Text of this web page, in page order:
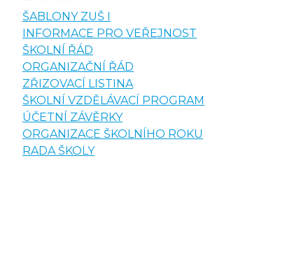
ŠABLONY ZUŠ I
INFORMACE PRO VEŘEJNOST
ŠKOLNÍ ŘÁD
ORGANIZAČNÍ ŘÁD
ZŘIZOVACÍ LISTINA
ŠKOLNÍ VZDĚLÁVACÍ PROGRAM
ÚČETNÍ ZÁVĚRKY
ORGANIZACE ŠKOLNÍHO ROKU
RADA ŠKOLY